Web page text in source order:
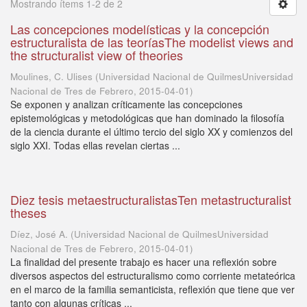
Mostrando ítems 1-2 de 2
Las concepciones modelísticas y la concepción
estructuralista de las teoríasThe modelist views and
the structuralist view of theories
Moulines, C. Ulises (Universidad Nacional de QuilmesUniversidad
Nacional de Tres de Febrero, 2015-04-01)
Se exponen y analizan críticamente las concepciones
epistemológicas y metodológicas que han dominado la filosofía
de la ciencia durante el último tercio del siglo XX y comienzos del
siglo XXI. Todas ellas revelan ciertas ...
Diez tesis metaestructuralistasTen metastructuralist
theses
Díez, José A. (Universidad Nacional de QuilmesUniversidad
Nacional de Tres de Febrero, 2015-04-01)
La finalidad del presente trabajo es hacer una reflexión sobre
diversos aspectos del estructuralismo como corriente metateórica
en el marco de la familia semanticista, reflexión que tiene que ver
tanto con algunas críticas ...